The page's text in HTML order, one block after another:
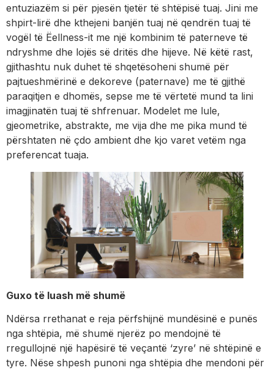
entuziazëm si për pjesën tjetër të shtëpisë tuaj. Jini me
shpirt-lirë dhe kthejeni banjën tuaj në qendrën tuaj të
vogël të Ëellness-it me një kombinim të paterneve të
ndryshme dhe lojës së dritës dhe hijeve. Në këtë rast,
gjithashtu nuk duhet të shqetësoheni shumë për
pajtueshmërinë e dekoreve (paternave) me të gjithë
paraqitjen e dhomës, sepse me të vërtetë mund ta lini
imagjinatën tuaj të shfrenuar. Modelet me lule,
gjeometrike, abstrakte, me vija dhe me pika mund të
përshtaten në çdo ambient dhe kjo varet vetëm nga
preferencat tuaja.
Guxo të luash më shumë
Ndërsa rrethanat e reja përfshijnë mundësinë e punës
nga shtëpia, më shumë njerëz po mendojnë të
rregullojnë një hapësirë ​​të veçantë ‘zyre’ në shtëpinë e
tyre. Nëse shpesh punoni nga shtëpia dhe mendoni për